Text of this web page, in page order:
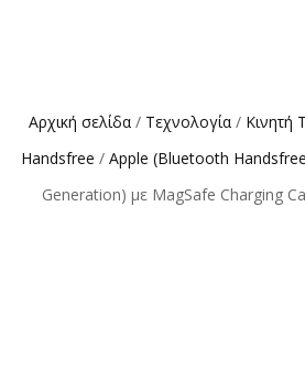
Αρχική σελίδα / Τεχνολογία / Κινητή
Handsfree / Apple (Bluetooth
Generation) με MagSafe Charging